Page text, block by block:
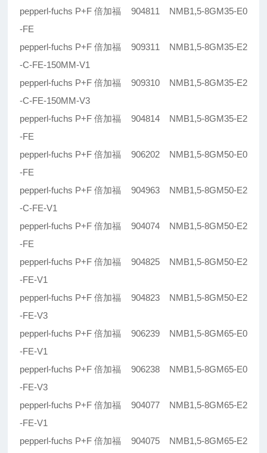
pepperl-fuchs P+F 倍加福 904811 NMB1,5-8GM35-E0
-FE
pepperl-fuchs P+F 倍加福 909311 NMB1,5-8GM35-E2
-C-FE-150MM-V1
pepperl-fuchs P+F 倍加福 909310 NMB1,5-8GM35-E2
-C-FE-150MM-V3
pepperl-fuchs P+F 倍加福 904814 NMB1,5-8GM35-E2
-FE
pepperl-fuchs P+F 倍加福 906202 NMB1,5-8GM50-E0
-FE
pepperl-fuchs P+F 倍加福 904963 NMB1,5-8GM50-E2
-C-FE-V1
pepperl-fuchs P+F 倍加福 904074 NMB1,5-8GM50-E2
-FE
pepperl-fuchs P+F 倍加福 904825 NMB1,5-8GM50-E2
-FE-V1
pepperl-fuchs P+F 倍加福 904823 NMB1,5-8GM50-E2
-FE-V3
pepperl-fuchs P+F 倍加福 906239 NMB1,5-8GM65-E0
-FE-V1
pepperl-fuchs P+F 倍加福 906238 NMB1,5-8GM65-E0
-FE-V3
pepperl-fuchs P+F 倍加福 904077 NMB1,5-8GM65-E2
-FE-V1
pepperl-fuchs P+F 倍加福 904075 NMB1,5-8GM65-E2